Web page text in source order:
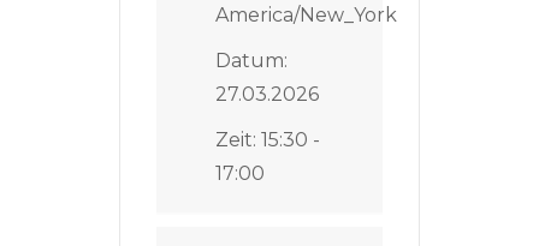
America/New_York
Datum:
27.03.2026
Zeit: 15:30 -
17:00